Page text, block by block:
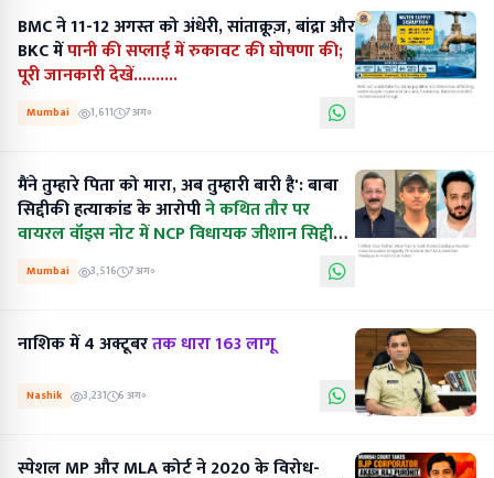
BMC ने 11-12 अगस्त को अंधेरी, सांताक्रूज़, बांद्रा और
BKC मेंपानी की सप्लाई में रुकावट की घोषणा की;
पूरी जानकारी देखें..........
Mumbai 1,611 7 अग॰
मैंने तुम्हारे पिता को मारा, अब तुम्हारी बारी है': बाबा
सिद्दीकी हत्याकांड के आरोपीने कथित तौर पर
वायरल वॉइस नोट में NCP विधायक जीशान सिद्दीकी
Mumbai 3,516 7 अग॰
नाशिक में 4 अक्टूबरतक धारा 163 लागू
Nashik 3,231 6 अग॰
स्पेशल MP और MLA कोर्ट ने 2020 के विरोध-